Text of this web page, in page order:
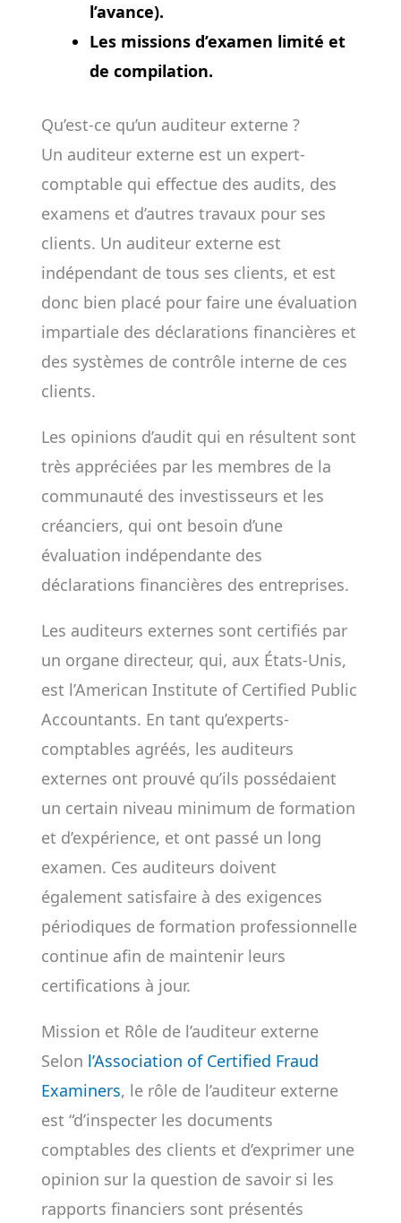
l’avance).
Les missions d’examen limité et
de compilation.
Qu’est-ce qu’un auditeur externe ?
Un auditeur externe est un expert-
comptable qui effectue des audits, des
examens et d’autres travaux pour ses
clients. Un auditeur externe est
indépendant de tous ses clients, et est
donc bien placé pour faire une évaluation
impartiale des déclarations financières et
des systèmes de contrôle interne de ces
clients.
Les opinions d’audit qui en résultent sont
très appréciées par les membres de la
communauté des investisseurs et les
créanciers, qui ont besoin d’une
évaluation indépendante des
déclarations financières des entreprises.
Les auditeurs externes sont certifiés par
un organe directeur, qui, aux États-Unis,
est l’American Institute of Certified Public
Accountants. En tant qu’experts-
comptables agréés, les auditeurs
externes ont prouvé qu’ils possédaient
un certain niveau minimum de formation
et d’expérience, et ont passé un long
examen. Ces auditeurs doivent
également satisfaire à des exigences
périodiques de formation professionnelle
continue afin de maintenir leurs
certifications à jour.
Mission et Rôle de l’auditeur externe
Selon l’Association of Certified Fraud
Examiners, le rôle de l’auditeur externe
est “d’inspecter les documents
comptables des clients et d’exprimer une
opinion sur la question de savoir si les
rapports financiers sont présentés